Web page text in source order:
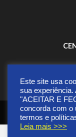
Copyright © 2026 |
GUAXINIM
Este site usa
sua experiência.
"ACEITAR E
concorda com o
termos e
Leia mais >>>